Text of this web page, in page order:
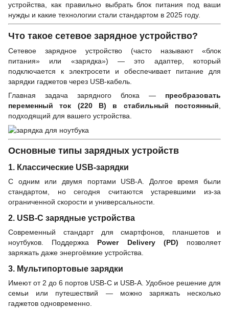
устройства, как правильно выбрать блок питания под ваши
нужды и какие технологии стали стандартом в 2025 году.
Что такое сетевое зарядное устройство?
Сетевое зарядное устройство (часто называют «блок
питания» или «зарядка») — это адаптер, который
подключается к электросети и обеспечивает питание для
зарядки гаджетов через USB-кабель.
Главная задача зарядного блока — преобразовать
переменный ток (220 В) в стабильный постоянный
подходящий для вашего устройства.
Основные типы зарядных устройств
1. Классические USB-зарядки
С одним или двумя портами USB-A. Долгое время были
стандартом, но сегодня считаются устаревшими из-за
ограниченной скорости и универсальности.
2. USB-C зарядные устройства
Современный стандарт для смартфонов, планшетов и
ноутбуков. Поддержка Power Delivery (PD) позволяет
заряжать даже энергоёмкие устройства.
3. Мультипортовые зарядки
Имеют от 2 до 6 портов USB-C и USB-A. Удобное решение для
семьи или путешествий — можно заряжать несколько
гаджетов одновременно.